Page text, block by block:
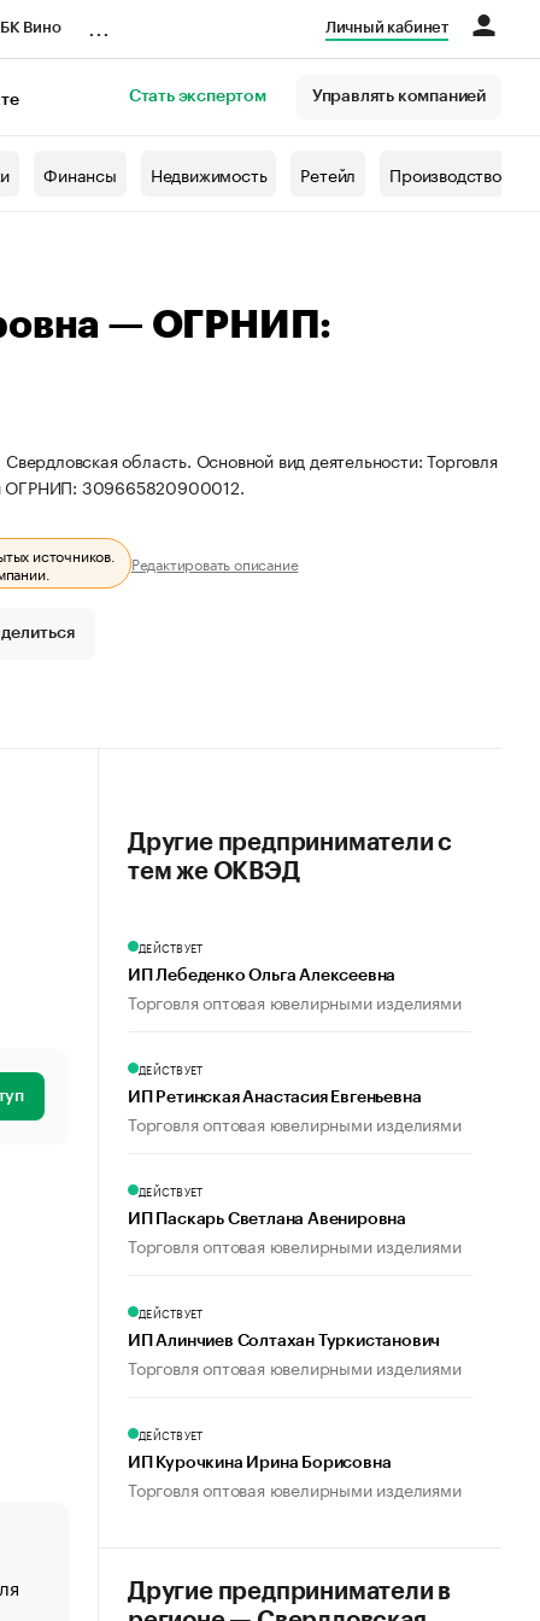
Вино Личный кабинет
Стать экспертом Управлять компанией
Финансы Недвижимость Ретейл Производство
— ОГРНИП:
область. Основной вид деятельности: Торговля
ОГРНИП: 309665820900012.
источников.
Редактировать описание
«От спорта тело стареет иначе». Как живет глава
создавшей GTA
Другие предприниматели с
тем же ОКВЭД
ДЕЙСТВУЕТ
ИП Лебеденко Ольга Алексеевна
Торговля оптовая ювелирными изделиями
ДЕЙСТВУЕТ
ИП Ретинская Анастасия Евгеньевна
Торговля оптовая ювелирными изделиями
ДЕЙСТВУЕТ
ИП Паскарь Светлана Авенировна
Торговля оптовая ювелирными изделиями
ДЕЙСТВУЕТ
ИП Алинчиев Солтахан Туркистанович
Торговля оптовая ювелирными изделиями
ДЕЙСТВУЕТ
ИП Курочкина Ирина Борисовна
Торговля оптовая ювелирными изделиями
Другие предприниматели в